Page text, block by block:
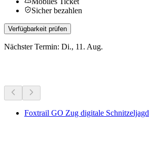
Sicher bezahlen
Verfügbarkeit prüfen
Nächster Termin: Di., 11. Aug.
Foxtrail GO Zug digitale Schnitzeljagd